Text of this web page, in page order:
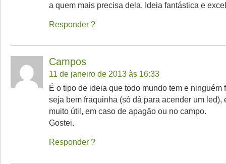
a quem mais precisa dela. Ideia fantástica e
Responder
Campos
11 de janeiro de 2013 às 16:33
É o tipo de ideia que todo mundo tem e ninguém
seja bem fraquinha (só dá para acender um led),
muito útil, em caso de apagão ou no campo.
Gostei.
Responder